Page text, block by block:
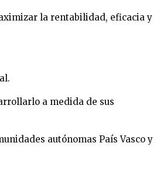
la rentabilidad, eficacia y
a medida de sus
autónomas País Vasco y